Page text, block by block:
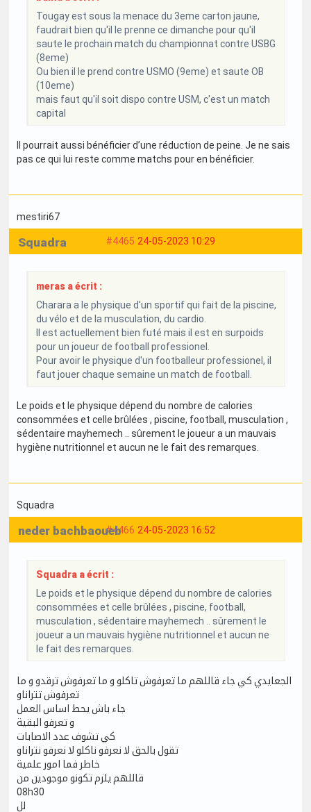
Tougay est sous la menace du 3eme carton jaune,
faudrait bien qu'il le prenne ce dimanche pour qu'il
saute le prochain match du championnat contre USBG
(8eme)
Ou bien il le prend contre USMO (9eme) et saute OB
(10eme)
mais faut qu'il soit dispo contre USM, c'est un match
capital
Il pourrait aussi bénéficier d’une réduction de peine. Je ne sais
pas ce qui lui reste comme matchs pour en bénéficier.
mestiri67
#4465 24-05-2023 10:29
Squadra
meras a écrit :
Charara a le physique d'un sportif qui fait de la piscine,
du vélo et de la musculation, du cardio.
Il est actuellement bien futé mais il est en surpoids
pour un joueur de football professionel.
Pour avoir le physique d'un footballeur professionel, il
faut jouer chaque semaine un match de football.
Le poids et le physique dépend du nombre de calories
consommées et celle brûlées , piscine, football, musculation ,
sédentaire mayhemech .. sûrement le joueur a un mauvais
hygiène nutritionnel et aucun ne le fait des remarques.
Squadra
#4466 24-05-2023 16:52
neder bachbaoueb
Squadra a écrit :
Le poids et le physique dépend du nombre de calories
consommées et celle brûlées , piscine, football,
musculation , sédentaire mayhemech .. sûrement le
joueur a un mauvais hygiène nutritionnel et aucun ne
le fait des remarques.
الجعايدي كي جاء قاللهم ما تعرفوش تاكلو و ما تعرفوش ترقدو و ما
تعرفوش تتراناو
جاء باش يحط اساس العمل
و تعرفو البقية
كي تشوف عدد الاصابات
تقول بالحق لا نعرفو ناكلو لا نعرفو نتراناو
خاطر فما امور علمية
قاللهم يلزم تكونو موجودين من
08h30
لل